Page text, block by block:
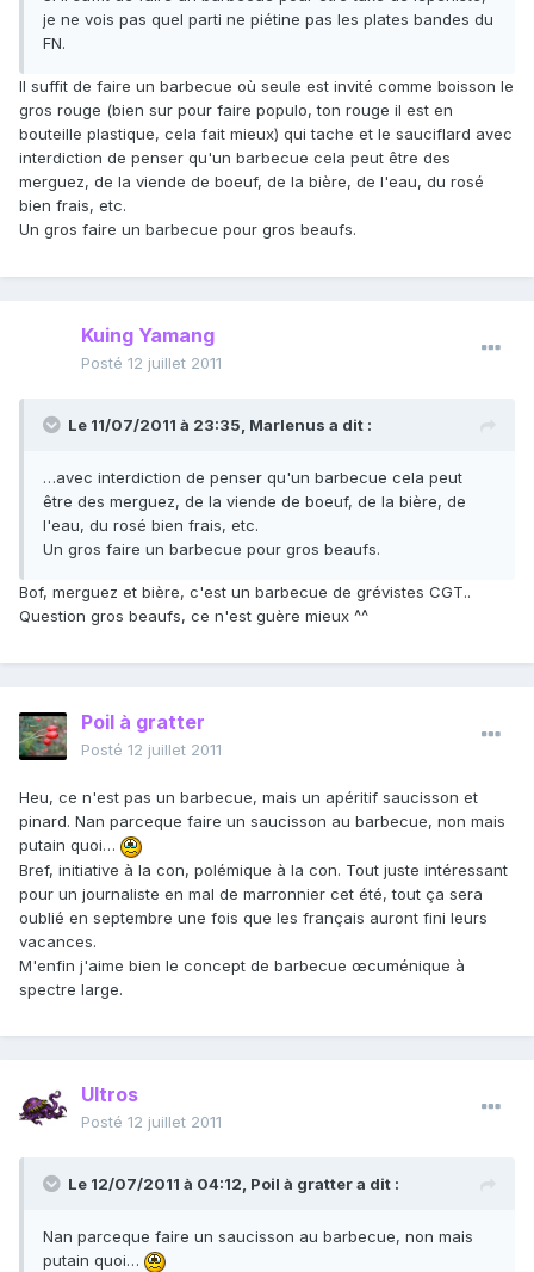
je ne vois pas quel parti ne piétine pas les plates bandes du
FN.
Il suffit de faire un barbecue où seule est invité comme boisson le
gros rouge (bien sur pour faire populo, ton rouge il est en
bouteille plastique, cela fait mieux) qui tache et le sauciflard avec
interdiction de penser qu'un barbecue cela peut être des
merguez, de la viende de boeuf, de la bière, de l'eau, du rosé
bien frais, etc.
Un gros faire un barbecue pour gros beaufs.
Kuing Yamang
Posté 12 juillet 2011
Le 11/07/2011 à 23:35, Marlenus a dit :
…avec interdiction de penser qu'un barbecue cela peut
être des merguez, de la viende de boeuf, de la bière, de
l'eau, du rosé bien frais, etc.
Un gros faire un barbecue pour gros beaufs.
Bof, merguez et bière, c'est un barbecue de grévistes CGT..
Question gros beaufs, ce n'est guère mieux ^^
Poil à gratter
Posté 12 juillet 2011
Heu, ce n'est pas un barbecue, mais un apéritif saucisson et
pinard. Nan parceque faire un saucisson au barbecue, non mais
putain quoi…
Bref, initiative à la con, polémique à la con. Tout juste intéressant
pour un journaliste en mal de marronnier cet été, tout ça sera
oublié en septembre une fois que les français auront fini leurs
vacances.
M'enfin j'aime bien le concept de barbecue œcuménique à
spectre large.
Ultros
Posté 12 juillet 2011
Le 12/07/2011 à 04:12, Poil à gratter a dit :
Nan parceque faire un saucisson au barbecue, non mais
putain quoi…